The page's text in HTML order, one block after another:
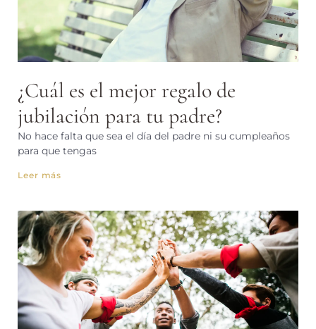
¿Cuál es el mejor regalo de
jubilación para tu padre?
No hace falta que sea el día del padre ni su cumpleaños
para que tengas
Leer más